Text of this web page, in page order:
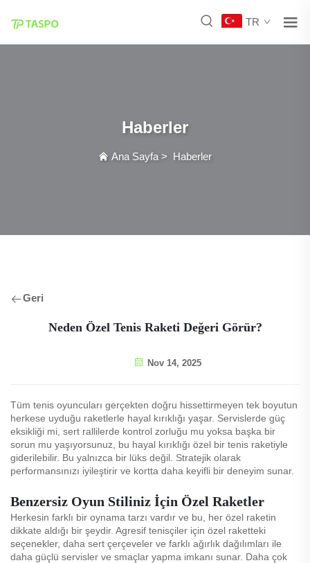
TR
Haberler
Ana Sayfa > Haberler
Geri
Neden Özel Tenis Raketi Değeri Görür?
Nov 14, 2025
Tüm tenis oyuncuları gerçekten doğru hissettirmeyen tek boyutun
herkese uyduğu raketlerle hayal kırıklığı yaşar. Servislerde güç
eksikliği mi, sert rallilerde kontrol zorluğu mu yoksa başka bir
sorun mu yaşıyorsunuz, bu hayal kırıklığı özel bir tenis raketiyle
giderilebilir. Bu yalnızca bir lüks değil. Stratejik olarak
performansınızı iyileştirir ve kortta daha keyifli bir deneyim sunar.
Benzersiz Oyun Stiliniz İçin Özel Raketler
Herkesin farklı bir oynama tarzı vardır ve bu, her özel raketin
dikkate aldığı bir şeydir. Agresif tenisçiler için özel raketteki
seçenekler, daha sert çerçeveler ve farklı ağırlık dağılımları ile
daha güçlü servisler ve smaçlar yapma imkanı sunar. Daha çok